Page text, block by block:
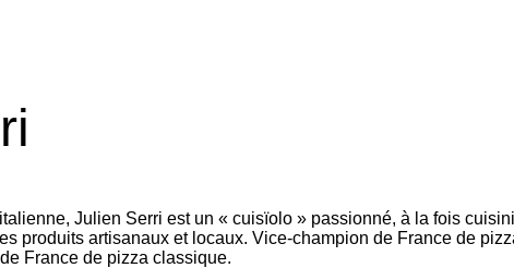
Julien Serri est un « cuisïolo » passionné, à la fois
produits artisanaux et locaux. Vice-champion de France de
France de pizza classique.